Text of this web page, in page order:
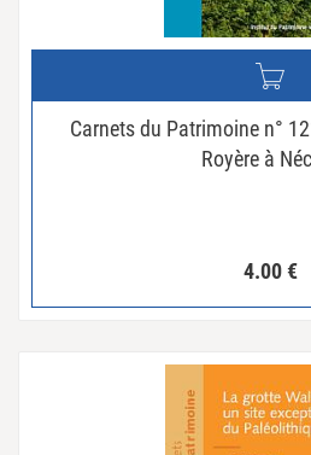
Carnets du Patrimoine n°
Royère à
4.00€